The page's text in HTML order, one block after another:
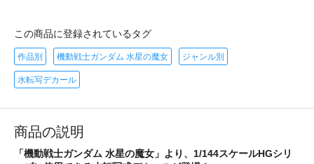
この商品に登録されているタグ
作品別 機動戦士ガンダム 水星の魔女 ジャンル別
水転写デカール
商品の説明
「機動戦士ガンダム 水星の魔女」より、1/144スケールHGシリ